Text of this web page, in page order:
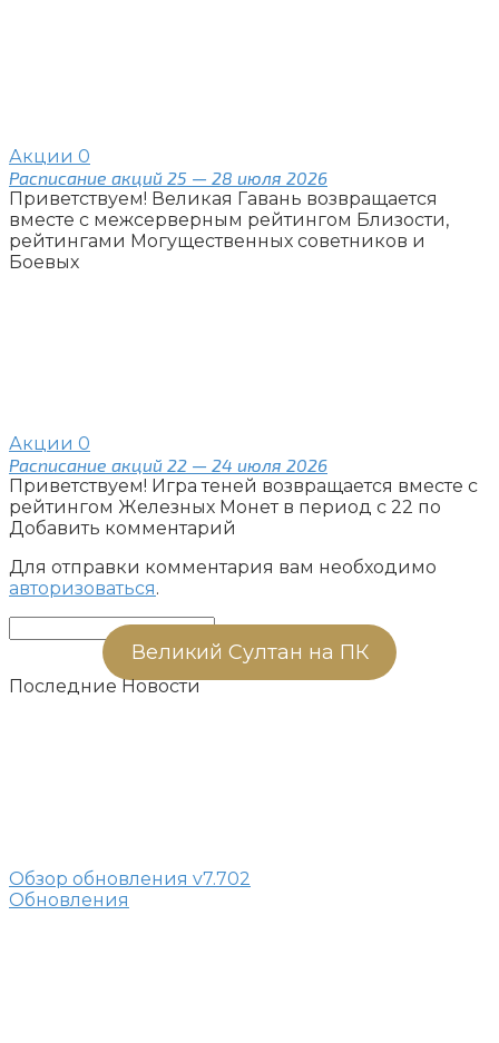
Акции 0
Расписание акций 25 — 28 июля 2026
Приветствуем! Великая Гавань возвращается
вместе с межсерверным рейтингом Близости,
рейтингами Могущественных советников и
Боевых
Акции 0
Расписание акций 22 — 24 июля 2026
Приветствуем! Игра теней возвращается вместе с
рейтингом Железных Монет в период с 22 по
Добавить комментарий
Для отправки комментария вам необходимо
авторизоваться.
Великий Султан на ПК
Последние Новости
Обзор обновления v7.702
Обновления